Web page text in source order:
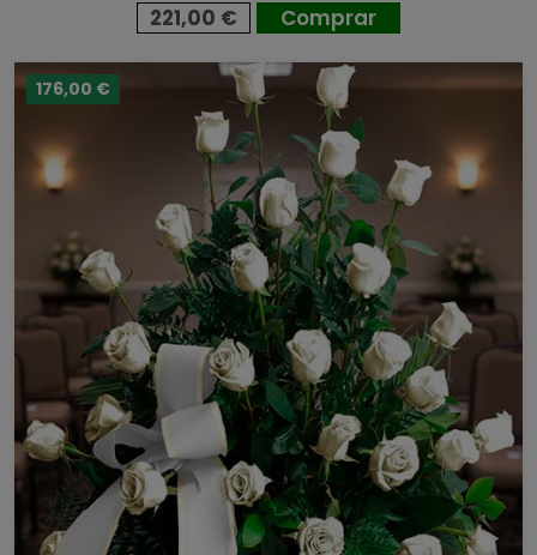
221,00 € Comprar
176,00 €